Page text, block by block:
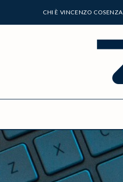
CHI È VINCENZO COSENZA